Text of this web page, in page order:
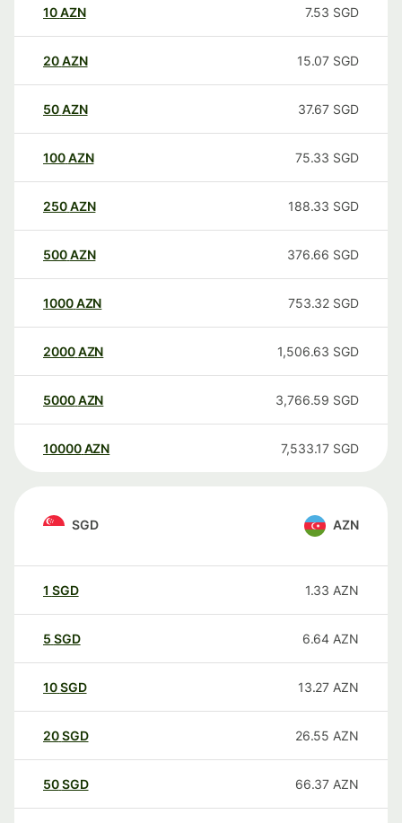
10AZN 7.53 SGD
20AZN 15.07 SGD
50AZN 37.67 SGD
100AZN 75.33 SGD
250AZN 188.33 SGD
500AZN 376.66 SGD
1000AZN 753.32 SGD
2000AZN 1,506.63 SGD
5000AZN 3,766.59 SGD
10000 AZN 7,533.17 SGD
SGD AZN
1 SGD 1.33 AZN
5 SGD 6.64 AZN
10SGD 13.27 AZN
20SGD 26.55 AZN
50SGD 66.37 AZN